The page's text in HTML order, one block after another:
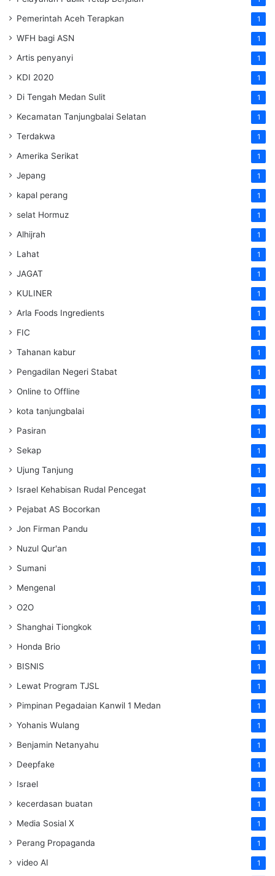
Pemerintah Aceh Terapkan 1
WFH bagi ASN 1
Artis penyanyi 1
KDI 2020 1
Di Tengah Medan Sulit 1
Kecamatan Tanjungbalai Selatan 1
Terdakwa 1
Amerika Serikat 1
Jepang 1
kapal perang 1
selat Hormuz 1
Alhijrah 1
Lahat 1
JAGAT 1
KULINER 1
Arla Foods Ingredients 1
FIC 1
Tahanan kabur 1
Pengadilan Negeri Stabat 1
Online to Offline 1
kota tanjungbalai 1
Pasiran 1
Sekap 1
Ujung Tanjung 1
Israel Kehabisan Rudal Pencegat 1
Pejabat AS Bocorkan 1
Jon Firman Pandu 1
Nuzul Qur'an 1
Sumani 1
Mengenal 1
O2O 1
Shanghai Tiongkok 1
Honda Brio 1
BISNIS 1
Lewat Program TJSL 1
Pimpinan Pegadaian Kanwil 1 Medan 1
Yohanis Wulang 1
Benjamin Netanyahu 1
Deepfake 1
Israel 1
kecerdasan buatan 1
Media Sosial X 1
Perang Propaganda 1
video AI 1